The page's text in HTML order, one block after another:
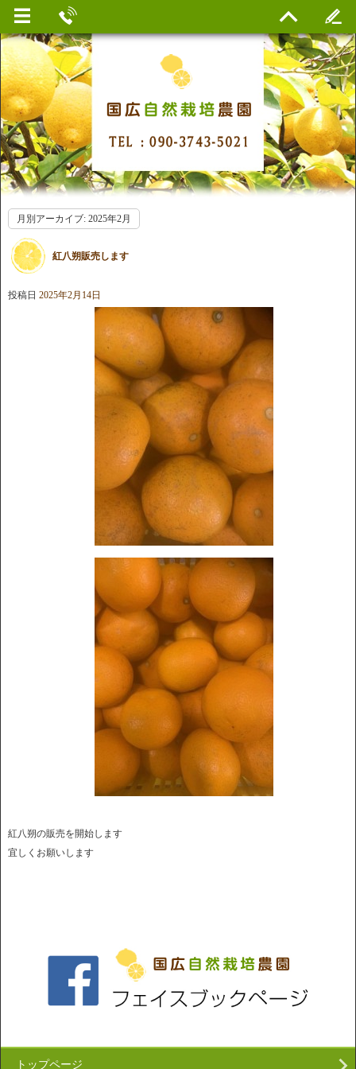
月別アーカイブ: 2025年2月
紅八朔販売します
投稿日 2025年2月14日
紅八朔の販売を開始します
宜しくお願いします
トップページ